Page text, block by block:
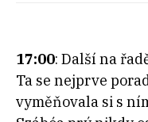
17:00: Další na
Ta se nejprve
vyměňovala si s